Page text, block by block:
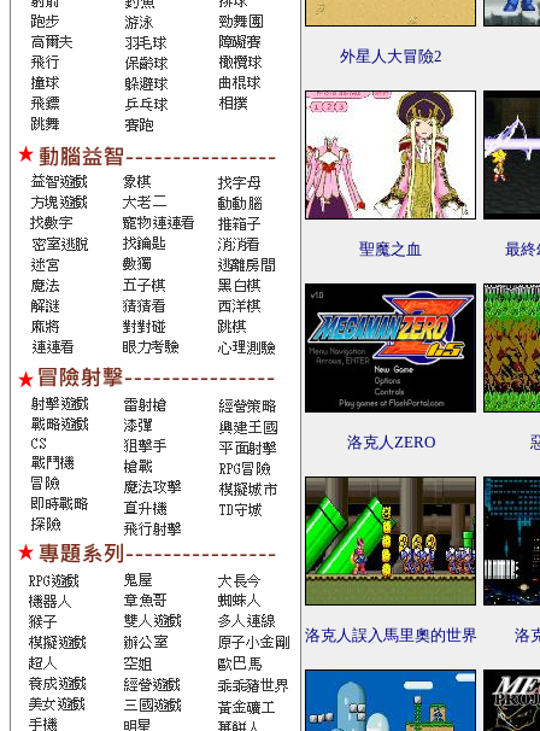
外星人大冒險2
聖魔之血 最終
洛克人ZERO
洛克人誤入馬里奧的世界 洛